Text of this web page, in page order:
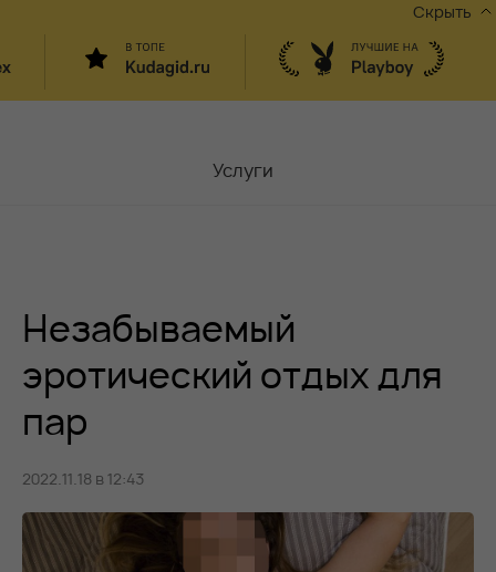
Скрыть
Услуги
Акции
RU EN
Незабываемый
эротический отдых для
пар
2022.11.18 в 12:43